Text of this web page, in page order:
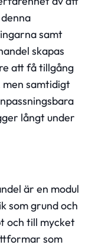
samt
skapas
att få tillgång
samtidigt
långt under
är en modul
som grund och
och till mycket
som